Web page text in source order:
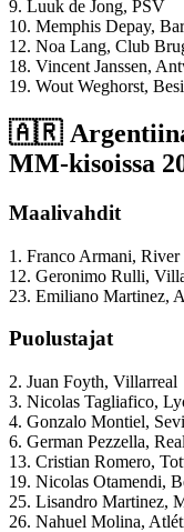
9. Luuk de Jong, PSV
10. Memphis Depay,
12. Noa Lang, Club
18. Vincent Janssen,
19. Wout Weghorst,
🇦🇷
MM-kisoissa
Maalivahdit
1. Franco Armani, River
12. Geronimo Rulli,
23. Emiliano Martinez,
Puolustajat
2. Juan Foyth, Villarreal
3. Nicolas Tagliafico,
4. Gonzalo Montiel,
6. German Pezzella,
13. Cristian Romero,
19. Nicolas Otamendi,
25. Lisandro Martinez,
26. Nahuel Molina,